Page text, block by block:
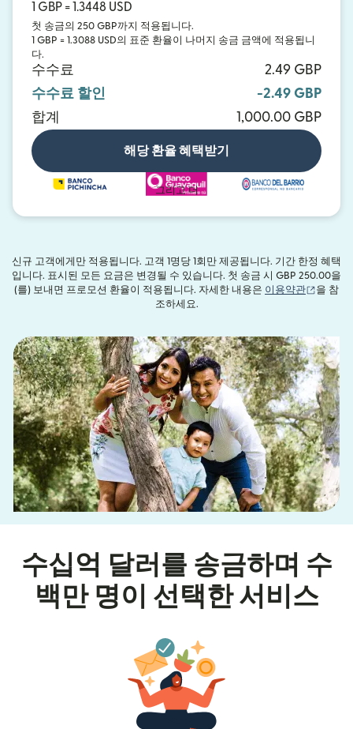
1 GBP = 1.3448 USD
첫 송금의 250 GBP까지 적용됩니다.
1 GBP = 1.3088 USD의 표준 환율이 나머지 송금 금액에 적용됩니
다.
수수료
2.49 GBP
수수료 할인
-2.49 GBP
합계
1,000.00 GBP
해당 환율 혜택받기
그리고 더
신규 고객에게만 적용됩니다. 고객 1명당 1회만 제공됩니다. 기간 한정 혜택
입니다. 표시된 모든 요금은 변경될 수 있습니다. 첫 송금 시 GBP 250.00을
(를) 보내면 프로모션 환율이 적용됩니다. 자세한 내용은 이용약관 (새 창
을 참
조하세요.
수십억 달러를 송금하며 수
백만 명이 선택한 서비스